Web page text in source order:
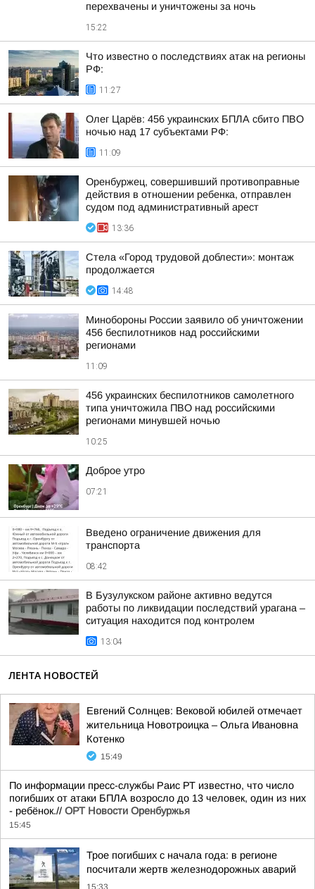
перехвачены и уничтожены за ночь
15:22
Что известно о последствиях атак на регионы
РФ:
11:27
Олег Царёв: 456 украинских БПЛА сбито ПВО
ночью над 17 субъектами РФ:
11:09
Оренбуржец, совершивший противоправные
действия в отношении ребенка, отправлен
судом под административный арест
13:36
Стела «Город трудовой доблести»: монтаж
продолжается
14:48
Минобороны России заявило об уничтожении
456 беспилотников над российскими
регионами
11:09
456 украинских беспилотников самолетного
типа уничтожила ПВО над российскими
регионами минувшей ночью
10:25
Доброе утро
07:21
Введено ограничение движения для
транспорта
08:42
В Бузулукском районе активно ведутся
работы по ликвидации последствий урагана –
ситуация находится под контролем
13:04
ЛЕНТА НОВОСТЕЙ
Евгений Солнцев: Вековой юбилей отмечает
жительница Новотроицка – Ольга Ивановна
Котенко
15:49
По информации пресс-службы Раис РТ известно, что число
погибших от атаки БПЛА возросло до 13 человек, один из них
- ребёнок.// ОРТ Новости Оренбуржья
15:45
Трое погибших с начала года: в регионе
посчитали жертв железнодорожных аварий
15:33